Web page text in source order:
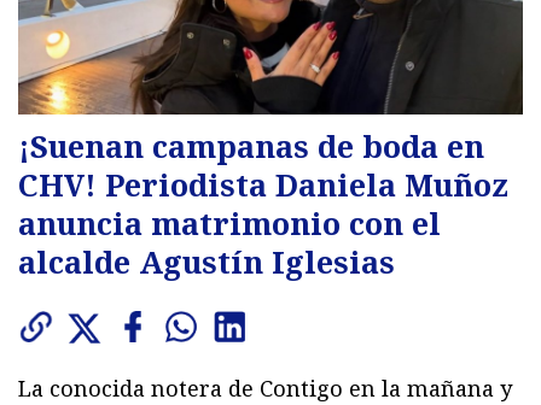
¡Suenan campanas de boda en
CHV! Periodista Daniela Muñoz
anuncia matrimonio con el
alcalde Agustín Iglesias
La conocida notera de Contigo en la mañana y